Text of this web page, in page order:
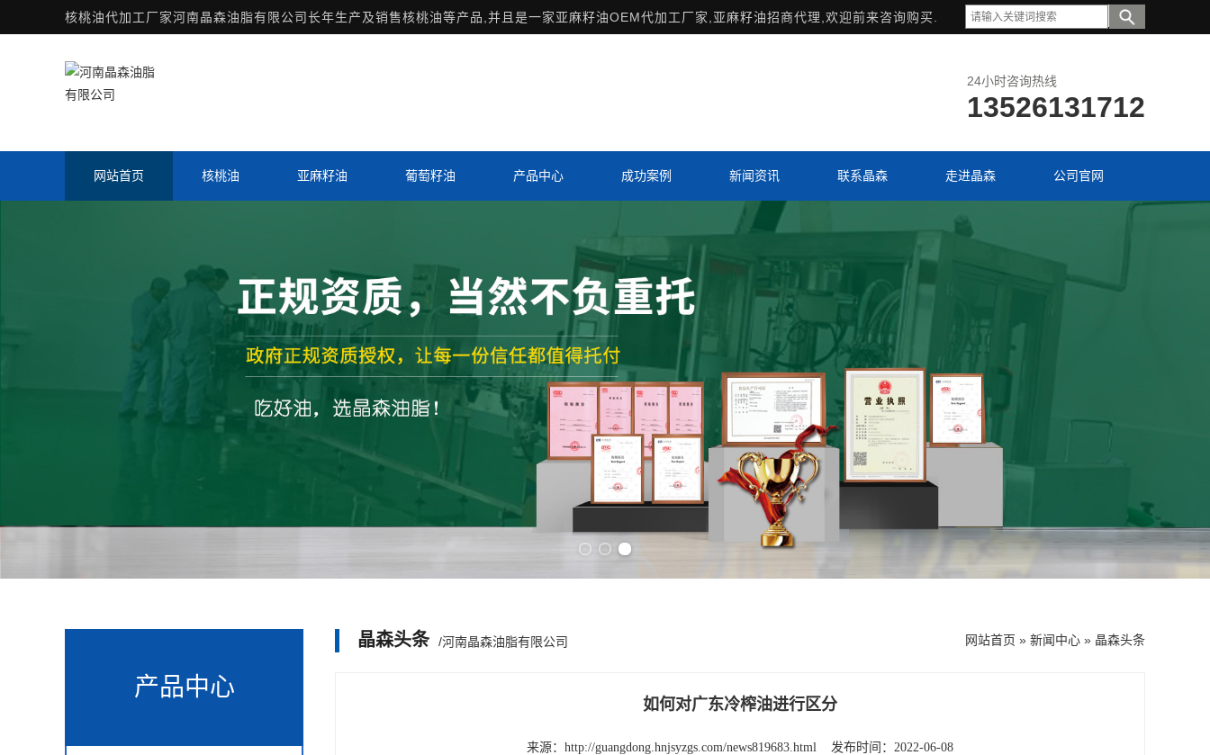
核桃油代加工厂家河南晶森油脂有限公司长年生产及销售核桃油等产品,并且是一家亚麻籽油OEM代加工厂家,亚麻籽油招商代理,欢迎前来咨询购买.
24小时咨询热线
13526131712
网站首页 核桃油 亚麻籽油 葡萄籽油 产品中心 成功案例 新闻资讯 联系晶森 走进晶森 公司官网
产品中心
晶森头条 /河南晶森油脂有限公司 网站首页 » 新闻中心 » 晶森头条
如何对广东冷榨油进行区分
来源： http://guangdong.hnjsyzgs.com/news819683.html 发布时间：2022-06-08